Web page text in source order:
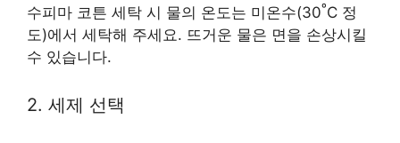
수피마 코튼 세탁 시 물의 온도는 미온수(30ºC 정
도)에서 세탁해 주세요. 뜨거운 물은 면을 손상시킬
수 있습니다.
2. 세제 선택